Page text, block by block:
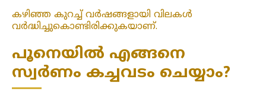
കഴിഞ്ഞ കുറച്ച് വർഷങ്ങളായി വിലകൾ
വർദ്ധിച്ചുകൊണ്ടിരിക്കുകയാണ്.
പൂനെയിൽ എങ്ങനെ
സ്വർണം കച്ചവടം ചെയ്യാം?